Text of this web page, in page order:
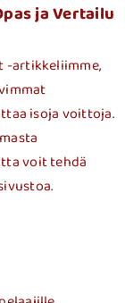
ja Vertailu
-artikkeliimme,
isoja voittoja.
voit tehdä